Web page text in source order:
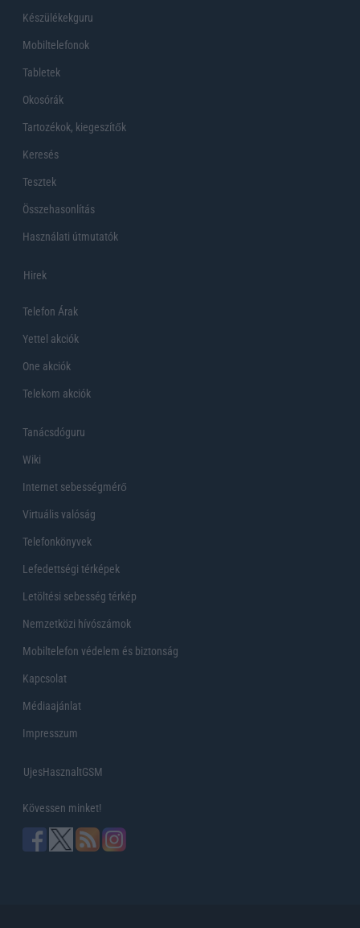
Készülékekguru
Mobiltelefonok
Tabletek
Okosórák
Tartozékok, kiegeszítők
Keresés
Tesztek
Összehasonlítás
Használati útmutatók
Hirek
Telefon Árak
Yettel akciók
One akciók
Telekom akciók
Tanácsdóguru
Wiki
Internet sebességmérő
Virtuális valóság
Telefonkönyvek
Lefedettségi térképek
Letöltési sebesség térkép
Nemzetközi hívószámok
Mobiltelefon védelem és biztonság
Kapcsolat
Médiaajánlat
Impresszum
UjesHasznaltGSM
Kövessen minket!